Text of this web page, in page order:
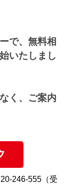
で、無料相
いたしまし
く、ご案内
246-555（受